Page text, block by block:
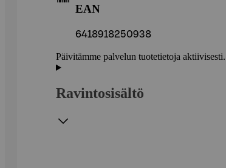
EAN
6418918250938
Päivitämme palvelun tuotetietoja
Ravintosisältö